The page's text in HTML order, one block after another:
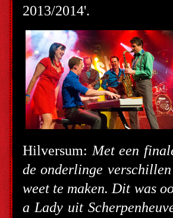
2013/2014'.
Hilversum: Met een
de onderlinge
weet te maken. Dit was
a Lady uit